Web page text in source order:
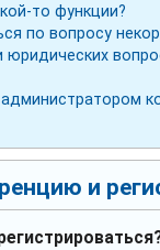
то функции?
по вопросу
юридических
и